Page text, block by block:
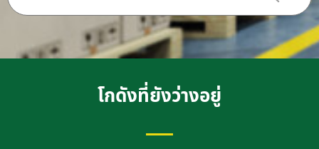
โกดังที่ยังว่างอยู่